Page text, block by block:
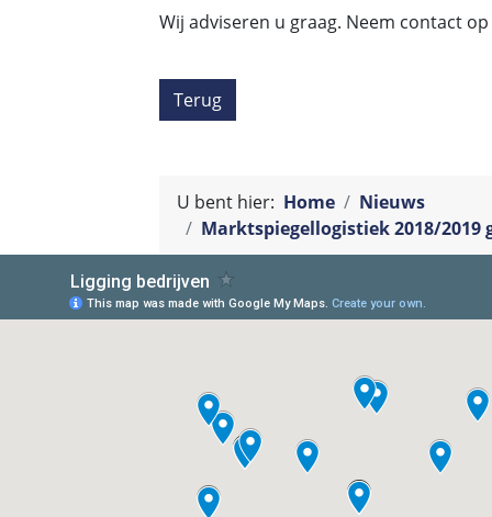
Wij adviseren u graag. Neem contact
Terug
U bent hier: Home
Nieuws
Marktspiegellogistiek 2018/2019